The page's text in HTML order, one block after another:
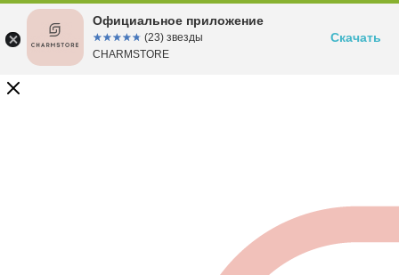
Официальное приложение
☆☆☆☆☆
★★★★★ (23) звезды
CHARMSTORE
Скачать